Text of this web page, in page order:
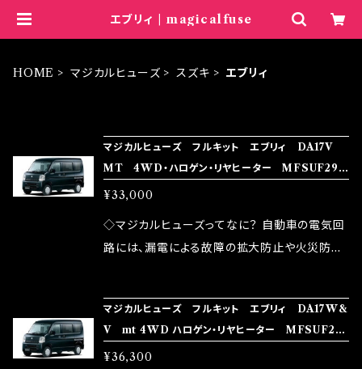
エブリィ | magicalfuse
HOME マジカルヒューズ スズキ エブリィ
マジカルヒューズ フルキット エブリィ DA17V
MT 4WD・ハロゲン・リヤヒーター MFSUF295
30個
¥33,000
◇マジカルヒューズってなに？ 自動車の電気回
路には、漏電による故障の拡大防止や火災防止
路として、各回路への電力供給を行っています。
しかし、ヒューズには拭い去れない欠点があり
ます。 1.溶接回路であるため、配線と比較し抵抗
マジカルヒューズ フルキット エブリィ DA17W&
V mt 4WD ハロゲン・リヤヒーター MFSUF252
33個
¥36,300